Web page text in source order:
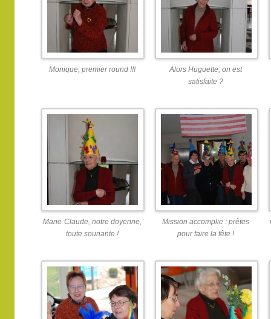
Monique, premier round !!!
Alors Huguette, on est
satisfaite ?
Marie-Claude, notre doyenne,
toute souriante !
Mission accomplie : prêtes
pour faire la fête !